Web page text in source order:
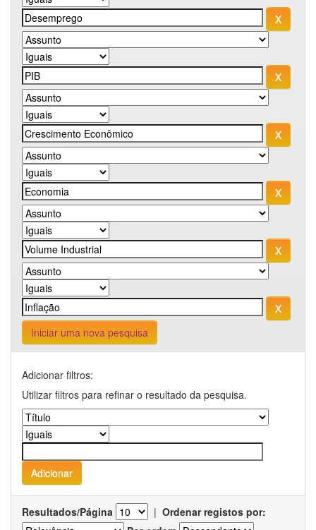
Iniciar uma nova pesquisa
Adicionar filtros:
Utilizar filtros para refinar o resultado da pesquisa.
Resultados/Página | Ordenar registos por: